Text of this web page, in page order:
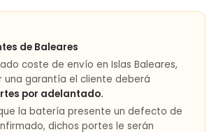
de Baleares
coste de envío en Islas Baleares,
una garantía el cliente deberá
por adelantado.
la batería presente un defecto de
dichos portes le serán